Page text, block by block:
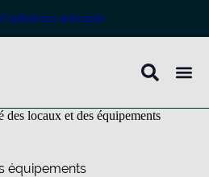
l’adhésion anticipée
des locaux et des équipements
équipements